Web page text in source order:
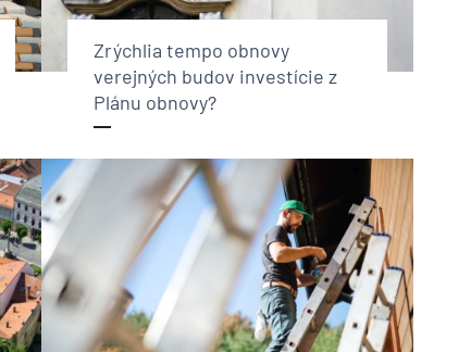
Zrýchlia tempo obnovy
verejných budov investície z
Plánu obnovy?